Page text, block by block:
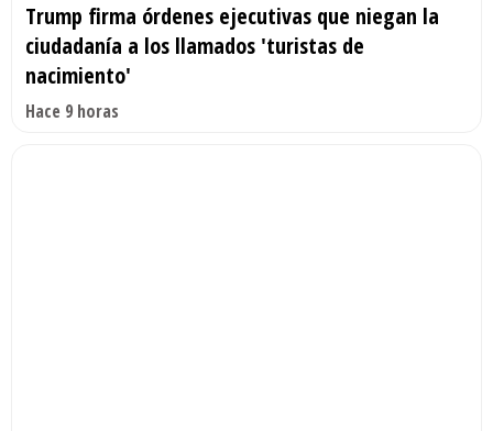
Trump firma órdenes ejecutivas que niegan la
ciudadanía a los llamados 'turistas de
nacimiento'
Hace 9 horas